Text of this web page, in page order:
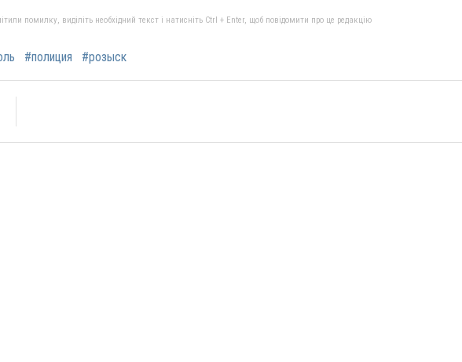
помилку, виділіть необхідний текст і натисніть Ctrl + Enter, щоб повідомити про це редакцію
#полиция #розыск